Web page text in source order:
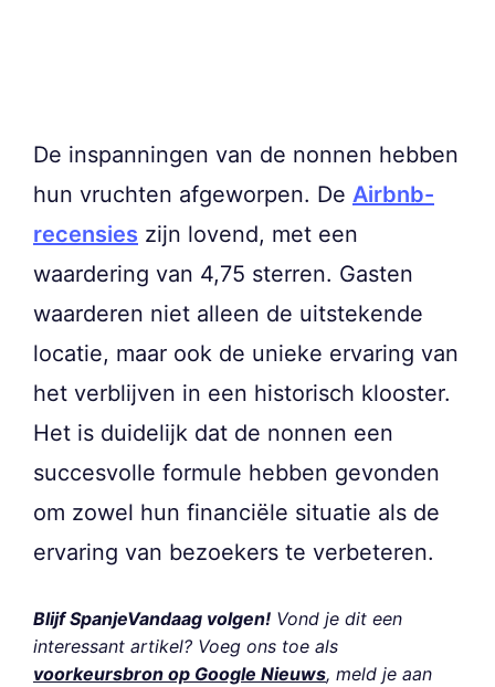
De inspanningen van de nonnen hebben
hun vruchten afgeworpen. De Airbnb-
recensies zijn lovend, met een
waardering van 4,75 sterren. Gasten
waarderen niet alleen de uitstekende
locatie, maar ook de unieke ervaring van
het verblijven in een historisch klooster.
Het is duidelijk dat de nonnen een
succesvolle formule hebben gevonden
om zowel hun financiële situatie als de
ervaring van bezoekers te verbeteren.
Blijf SpanjeVandaag volgen! Vond je dit een
interessant artikel? Voeg ons toe als
voorkeursbron op Google Nieuws, meld je aan